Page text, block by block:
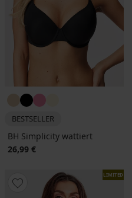
BESTSELLER
BH Simplicity wattiert
26,99 €
LIMITED